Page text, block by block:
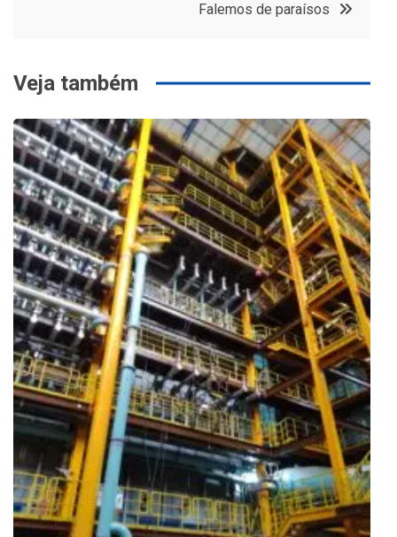
Falemos de paraísos
Veja também